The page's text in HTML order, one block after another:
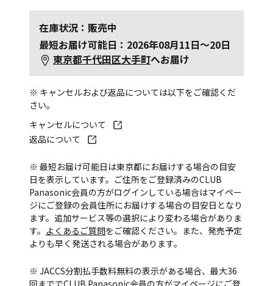
在庫状況：販売中
最短お届け可能日：2026年08月11日～20日
東京都千代田区大手町へお届け
※ キャンセルおよび返品については以下をご確認くだ
さい。
キャンセルについて
返品について
※ 最短お届け可能日は東京都にお届けする場合の目安
日を表示しています。ご住所をご登録済みのCLUB
Panasonic会員の方がログインしている場合はマイペー
ジにご登録の会員住所にお届けする場合の目安日となり
ます。追加サービス等の選択により変わる場合がありま
す。 よくあるご質問をご確認ください。また、発売予定
よりも早く発送される場合があります。
※ JACCS分割払手数料無料の表示がある場合、最大36
回まででCLUB Panasonic会員の方がマイページにご登